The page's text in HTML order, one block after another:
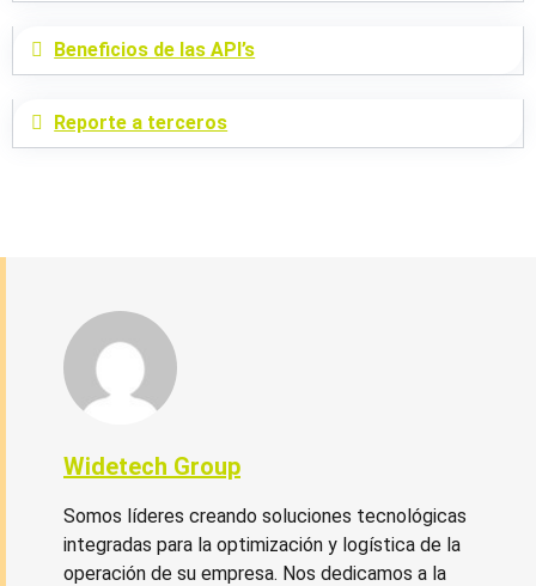
Beneficios de las API’s
Reporte a terceros
Widetech Group
Somos líderes creando soluciones tecnológicas
integradas para la optimización y logística de la
operación de su empresa. Nos dedicamos a la